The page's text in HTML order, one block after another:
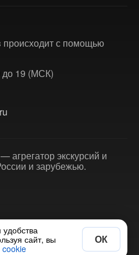
происходит с помощью
до 19 (МСК)
экскурсий и
и зарубежью.
сайт, вы
cookie
ОК